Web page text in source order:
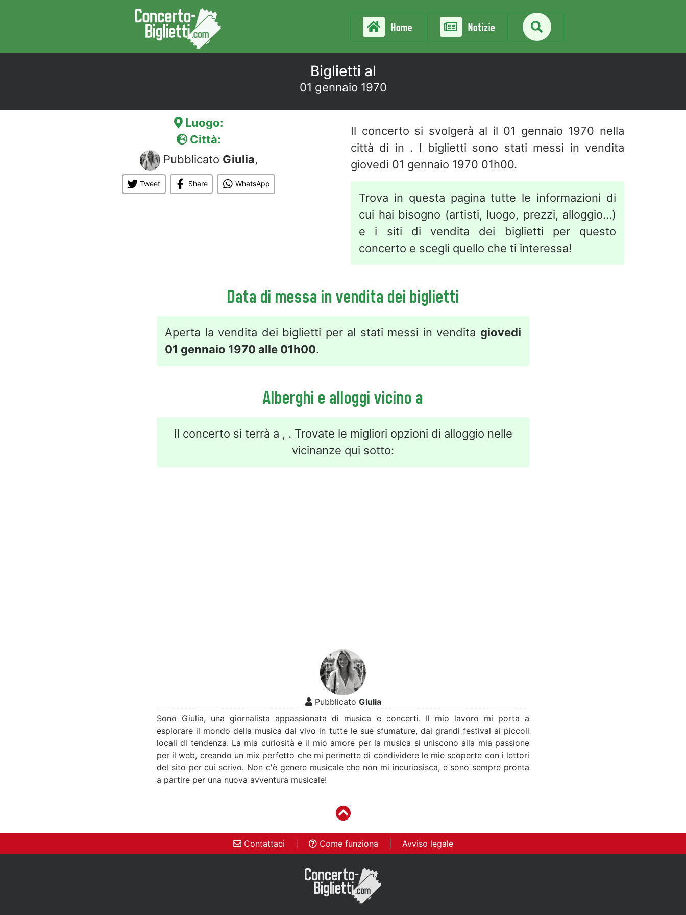
Home Notizie
Biglietti al
01 gennaio 1970
Luogo:
Città:
Pubblicato Giulia,
Tweet Share WhatsApp
Il concerto si svolgerà al il 01 gennaio 1970 nella
città di in . I biglietti sono stati messi in vendita
giovedi 01 gennaio 1970 01h00.
Trova in questa pagina tutte le informazioni di
cui hai bisogno (artisti, luogo, prezzi, alloggio...)
e i siti di vendita dei biglietti per questo
concerto e scegli quello che ti interessa!
Data di messa in vendita dei biglietti
Aperta la vendita dei biglietti per al stati messi in vendita giovedi
01 gennaio 1970 alle 01h00.
Alberghi e alloggi vicino a
Il concerto si terrà a , . Trovate le migliori opzioni di alloggio nelle
vicinanze qui sotto:
Pubblicato Giulia
Sono Giulia, una giornalista appassionata di musica e concerti. Il mio lavoro mi porta a
esplorare il mondo della musica dal vivo in tutte le sue sfumature, dai grandi festival ai piccoli
locali di tendenza. La mia curiosità e il mio amore per la musica si uniscono alla mia passione
per il web, creando un mix perfetto che mi permette di condividere le mie scoperte con i lettori
del sito per cui scrivo. Non c'è genere musicale che non mi incuriosisca, e sono sempre pronta
a partire per una nuova avventura musicale!
Contattaci Come funziona Avviso legale